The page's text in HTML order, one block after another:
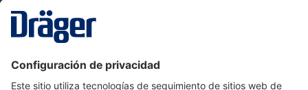
Servicio de atención al cliente de Dräger